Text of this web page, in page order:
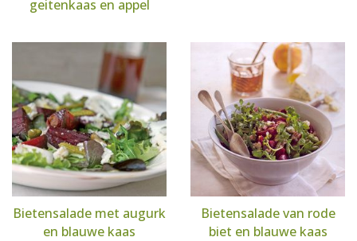
geitenkaas en appel
Bietensalade met augurk
en blauwe kaas
Bietensalade van rode
biet en blauwe kaas